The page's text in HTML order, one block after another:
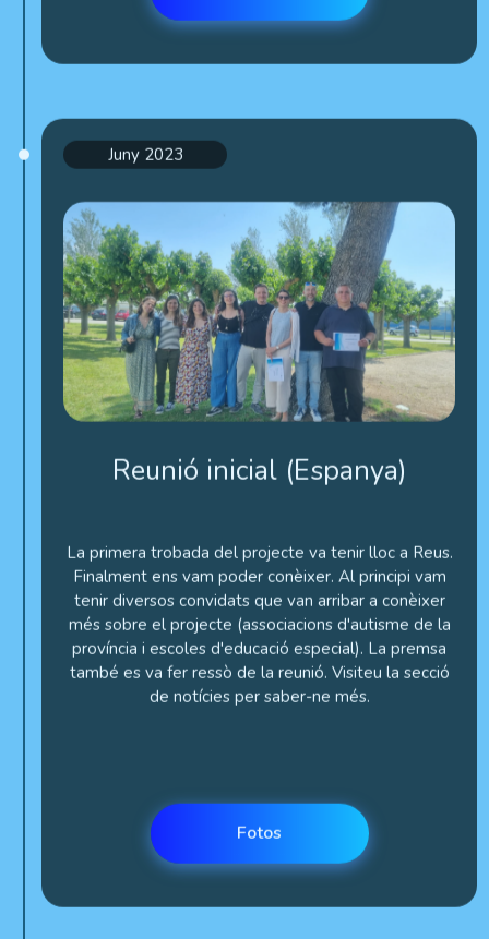
Juny 2023
Reunió inicial (Espanya)
tenir diversos convidats que van arribar a conèixer
més sobre el projecte (associacions d'autisme de la
província i escoles d'educació especial). La premsa
també es va fer ressò de la reunió. Visiteu la secció
de notícies per saber-ne més.
Fotos